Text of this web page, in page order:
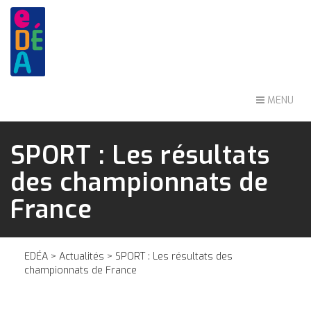
MENU
SPORT : Les résultats
des championnats de
France
EDÉA > Actualités > SPORT : Les résultats des
championnats de France